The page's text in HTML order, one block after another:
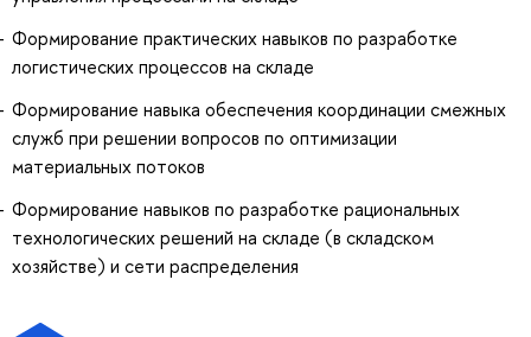
Формирование практических навыков по разработке
логистических процессов на складе
Формирование навыка обеспечения координации смежных
служб при решении вопросов по оптимизации
материальных потоков
Формирование навыков по разработке рациональных
технологических решений на складе (в складском
хозяйстве) и сети распределения